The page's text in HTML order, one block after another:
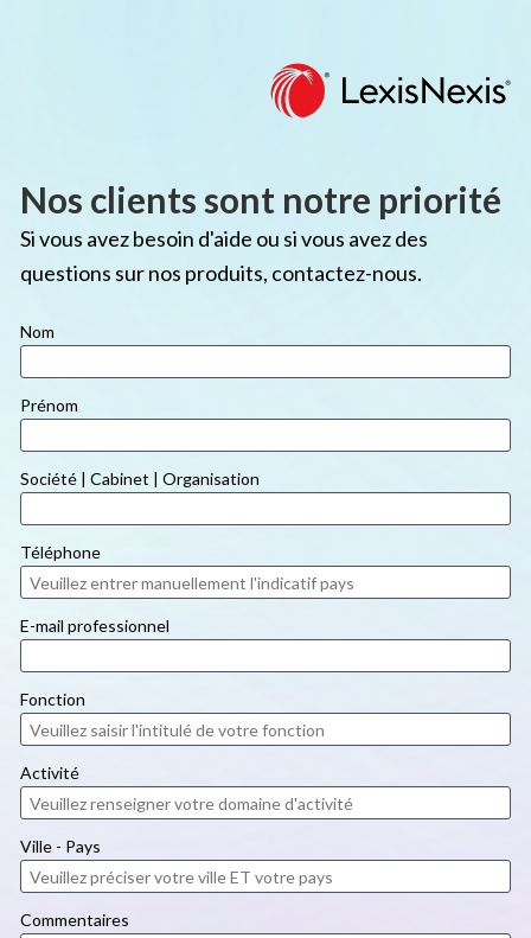
Nos clients sont notre priorité
Si vous avez besoin d'aide ou si vous avez des
questions sur nos produits, contactez-nous.
Nom
Prénom
Société | Cabinet | Organisation
Téléphone
E-mail professionnel
Fonction
Activité
Ville - Pays
Commentaires